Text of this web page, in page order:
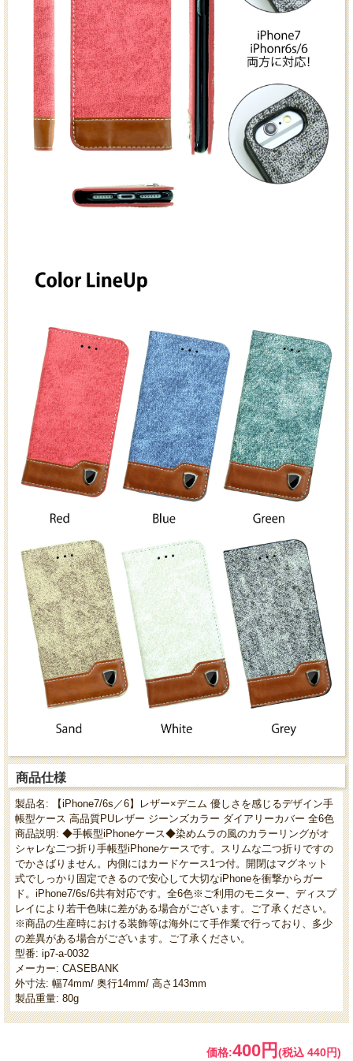
商品仕様
製品名: 【iPhone7/6s／6】レザー×デニム 優しさを感じるデザイン手
帳型ケース 高品質PUレザー ジーンズカラー ダイアリーカバー 全6色
商品説明: ◆手帳型iPhoneケース◆染めムラの風のカラーリングがオ
シャレな二つ折り手帳型iPhoneケースです。スリムな二つ折りですの
でかさばりません。内側にはカードケース1つ付。開閉はマグネット
式でしっかり固定できるので安心して大切なiPhoneを衝撃からガー
ド。iPhone7/6s/6共有対応です。全6色※ご利用のモニター、ディスプ
レイにより若干色味に差がある場合がございます。ご了承ください。
※商品の生産時における装飾等は海外にて手作業で行っており、多少
の差異がある場合がございます。ご了承ください。
型番: ip7-a-0032
メーカー: CASEBANK
外寸法: 幅74mm/ 奥行14mm/ 高さ143mm
製品重量: 80g
価格:400円 (税込 440円)